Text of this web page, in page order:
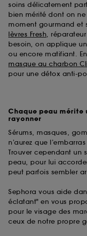
soins délicatement
bien mérité dont on ne
moment gourmand et
lèvres Fresh,
besoin, on applique
ou encore matifiant.
masque au charbon
pour une détox anti-
Chaque peau mérite
rayonner
Sérums, masques,
n’aurez que
Trouver cependant un
peau, pour lui
peut parfois sembler
Sephora vous aide
éclatant" en vous
pour le visage des
ceux de notre propre